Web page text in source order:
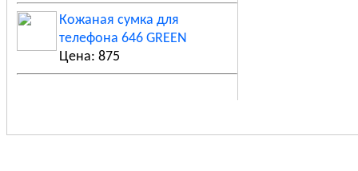
Кожаная сумка для
телефона 646 GREEN
Цена: 875